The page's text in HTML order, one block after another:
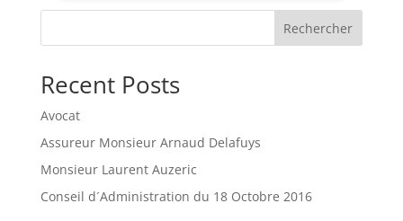
Rechercher
Recent Posts
Avocat
Assureur Monsieur Arnaud Delafuys
Monsieur Laurent Auzeric
Conseil d´Administration du 18 Octobre 2016